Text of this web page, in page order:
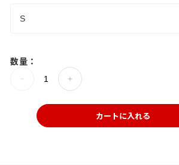
数量：
カートに入れる